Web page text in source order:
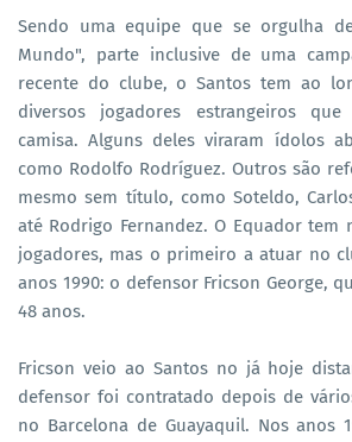
Sendo uma equipe que se orgulha
Mundo", parte inclusive de uma
recente do clube, o Santos tem ao
diversos jogadores estrangeiros
camisa. Alguns deles viraram ídolos
como Rodolfo Rodríguez. Outros são
mesmo sem título, como Soteldo,
até Rodrigo Fernandez. O Equador tem
jogadores, mas o primeiro a atuar no
anos 1990: o defensor Fricson George,
48 anos.
Fricson veio ao Santos no já hoje
defensor foi contratado depois de
no Barcelona de Guayaquil. Nos anos